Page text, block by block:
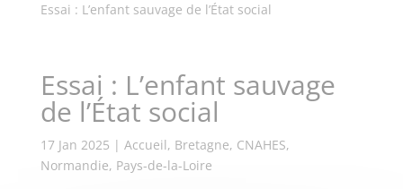
Essai : L’enfant sauvage de l’État social
Essai : L’enfant sauvage
de l’État social
17 Jan 2025 | Accueil, Bretagne, CNAHES,
Normandie, Pays-de-la-Loire